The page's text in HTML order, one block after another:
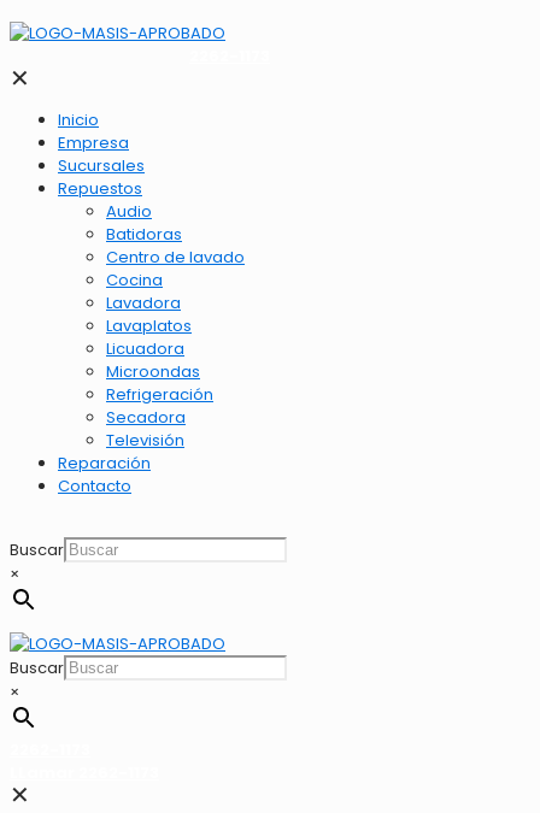
✕
Inicio
Empresa
Sucursales
Repuestos
Audio
Batidoras
Centro de lavado
Cocina
Lavadora
Lavaplatos
Licuadora
Microondas
Refrigeración
Secadora
Televisión
Reparación
Contacto
Buscar
×
Buscar
×
✕